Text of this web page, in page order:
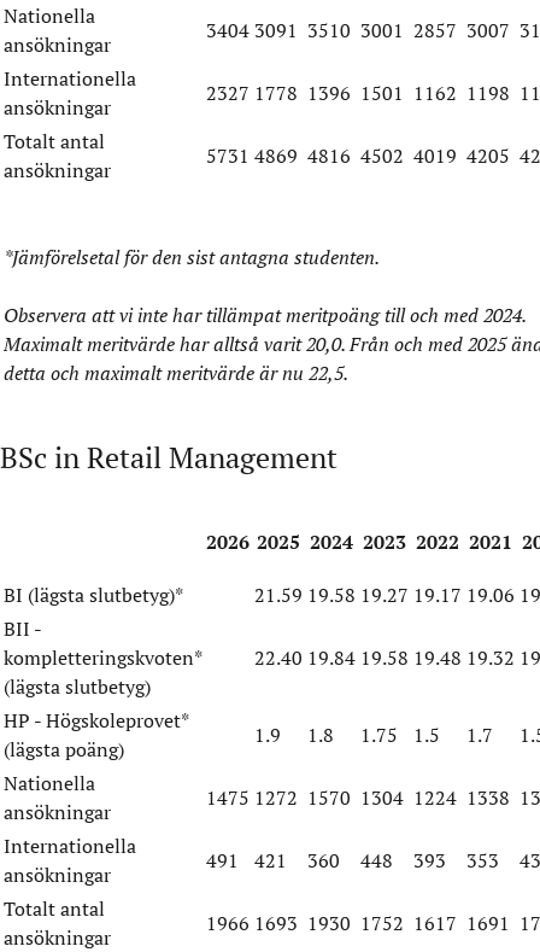
Nationella
ansökningar
3404 3091 3510 3001 2857 3007
Internationella
ansökningar
2327 1778 1396 1501 1162 1198
Totalt antal
ansökningar
5731 4869 4816 4502 4019 4205
*Jämförelsetal för den sist antagna studenten.
Observera att vi inte har tillämpat meritpoäng till och med 2024.
Maximalt meritvärde har alltså varit 20,0. Från och med 2025
detta och maximalt meritvärde är nu 22,5.
BSc in Retail Management
2026 2025 2024 2023 2022 2021
BI (lägsta slutbetyg)*
21.59 19.58 19.27 19.17 19.06
BII -
kompletteringskvoten*
(lägsta slutbetyg)
22.40 19.84 19.58 19.48 19.32
HP - Högskoleprovet*
(lägsta poäng)
1.9 1.8 1.75 1.5 1.7
Nationella
ansökningar
1475 1272 1570 1304 1224 1338
Internationella
ansökningar
491 421 360 448 393 353
Totalt antal
ansökningar
1966 1693 1930 1752 1617 1691